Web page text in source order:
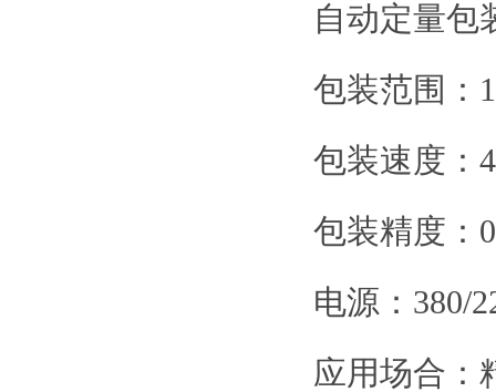
自动定量包
包装范围：
包装速度：
包装精度：
电源：380/
应用场合：